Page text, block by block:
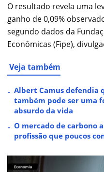
O resultado revela uma
ganho de 0,09%
segundo dados da
Econômicas (Fipe),
Veja também
Albert Camus defendia
também pode ser uma
absurdo da vida
O mercado de carbono
profissão que poucos